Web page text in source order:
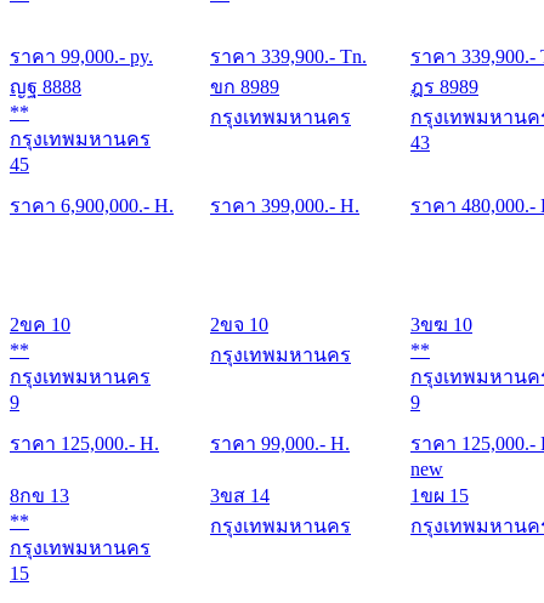
ราคา 99,000.- py. ราคา 339,900.- Tn. ราคา 339,900.-
ญฐ 8888
**
กรุงเทพมหานคร
45
ราคา 6,900,000.- H.
ขก 8989
กรุงเทพมหานคร
ราคา 399,000.- H.
ฎร 8989
กรุงเทพมหานค
43
ราคา 480,000.-
2ขค 10
**
กรุงเทพมหานคร
9
ราคา 125,000.- H.
2ขจ 10
กรุงเทพมหานคร
ราคา 99,000.- H.
3ขฆ 10
**
กรุงเทพมหานค
9
ราคา 125,000.-
8กข 13
**
กรุงเทพมหานคร
15
3ขส 14
กรุงเทพมหานคร
new
1ขผ 15
กรุงเทพมหานค